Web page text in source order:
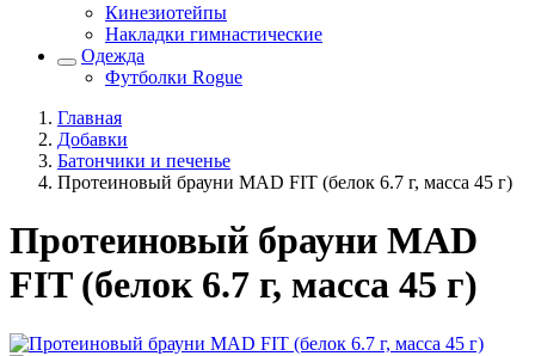
Кинезиотейпы
Накладки гимнастические
Одежда
Футболки Rogue
Главная
Добавки
Батончики и печенье
Протеиновый брауни MAD FIT (белок 6.7 г, масса 45 г)
Протеиновый брауни MAD
FIT (белок 6.7 г, масса 45 г)